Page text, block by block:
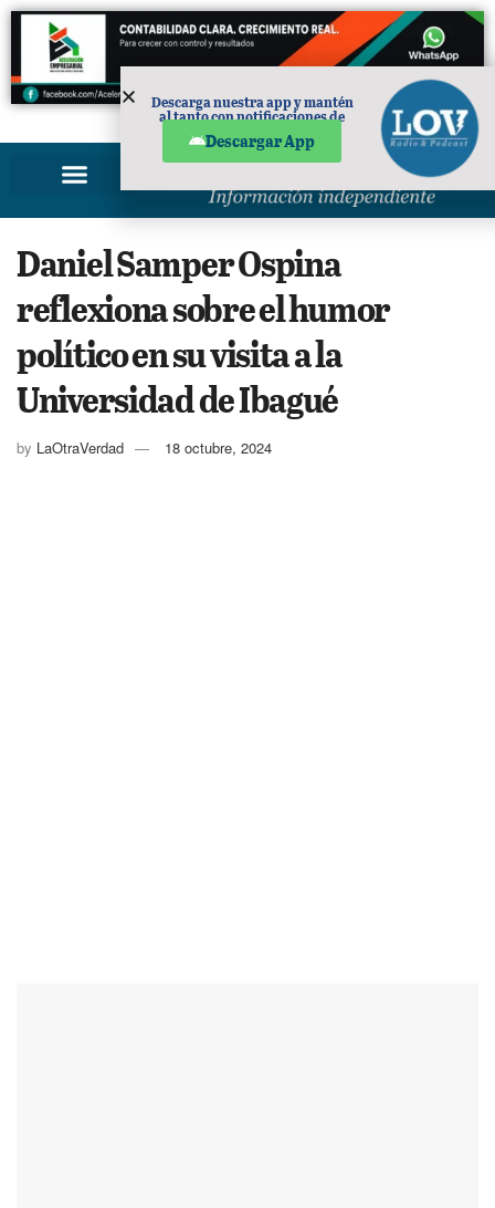
PUBLICIDAD
Daniel Samper Ospina
reflexiona sobre el humor
político en su visita a la
Universidad de Ibagué
by LaOtraVerdad 18 octubre, 2024
Descarga nuestra app y mantén
al tanto con notificaciones de
Descargar App